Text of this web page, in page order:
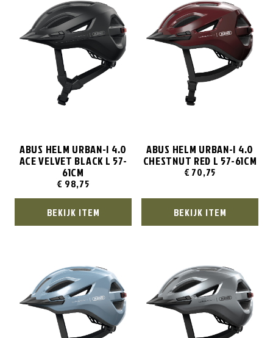
ABUS HELM URBAN-I 4.0
ACE VELVET BLACK L 57-
61CM
€ 98,75
BEKIJK ITEM
ABUS HELM URBAN-I 4.0
CHESTNUT RED L 57-61CM
€ 70,75
BEKIJK ITEM